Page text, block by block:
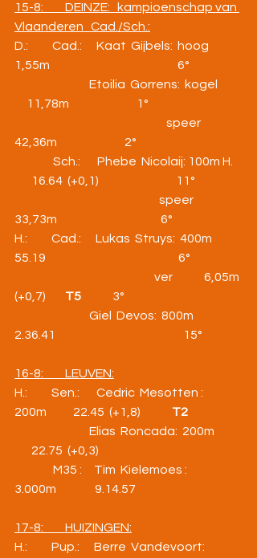
15-8:         DEINZE:   kampioenschap van
Vlaanderen   Cad./Sch.:
D.:          Cad.:      Kaat  Gijbels:  hoog
1,55m                                                     6°
Etoilia  Gorrens:  kogel
11,78m                            1°
speer
42,36m                            2°
Sch.:       Phebe  Nicolaij: 100m H.
16.64  (+0,1)                                11°
speer
33,73m                                           6°
H.:          Cad.:      Lukas  Struys:  400m
55.19                                                       6°
ver             6,05m
(+0,7) T5 3°
Giel  Devos:  800m
2.36.41                                                     15°
16-8:         LEUVEN:
H.:          Sen.:       Cedric  Mesotten :
200m           22.45  (+1,8) T2
Elias  Roncada:  200m
22.75  (+0,3)
M35 :     Tim  Kielemoes :
3.000m                9.14.57
17-8:         HUIZINGEN:
H.:          Pup.:      Berre  Vandevoort: